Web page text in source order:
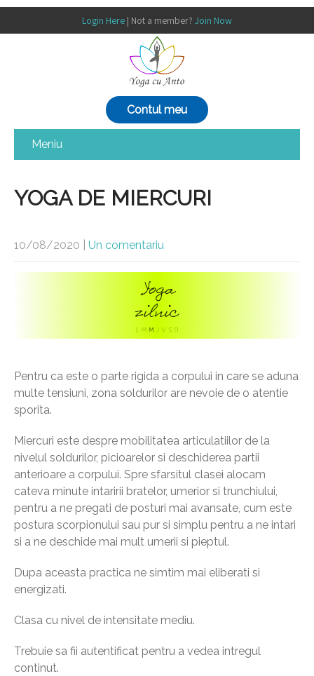
Login Here | Not a member? Join Now
Contul meu
Meniu
YOGA DE MIERCURI
10/08/2020 Un comentariu
Pentru ca este o parte rigida a corpului in care se aduna
multe tensiuni, zona soldurilor are nevoie de o atentie
sporita.
Miercuri este despre mobilitatea articulatiilor de la
nivelul soldurilor, picioarelor si deschiderea partii
anterioare a corpului. Spre sfarsitul clasei alocam
cateva minute intaririi bratelor, umerior si trunchiului,
pentru a ne pregati de posturi mai avansate, cum este
postura scorpionului sau pur si simplu pentru a ne intari
si a ne deschide mai mult umerii si pieptul.
Dupa aceasta practica ne simtim mai eliberati si
energizati.
Clasa cu nivel de intensitate mediu.
Trebuie sa fii autentificat pentru a vedea intregul
continut.